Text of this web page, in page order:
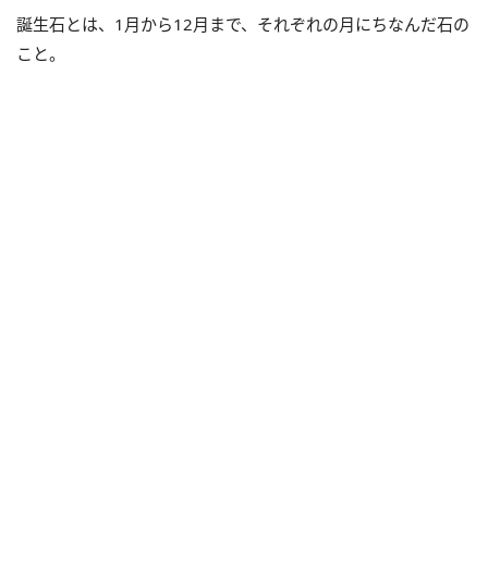
誕生石とは、1月から12月まで、それぞれの月にちなんだ石の
こと。